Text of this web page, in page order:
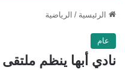
الرئيسية / الرياضية
عام
نادي أبها ينظم ملتقى